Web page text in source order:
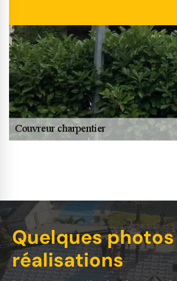
Quelques
réalisations